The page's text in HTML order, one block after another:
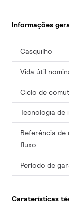
Informações
Casquilho
Vida útil
Ciclo de
Tecnologia de
Referência de
fluxo
Período de
Caraterísticas